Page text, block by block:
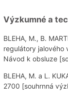
Výzkumné a
BLEHA, M., B.
regulátory jalového
Návod k obsluze
BLEHA, M. a L.
2700 [souhrnná